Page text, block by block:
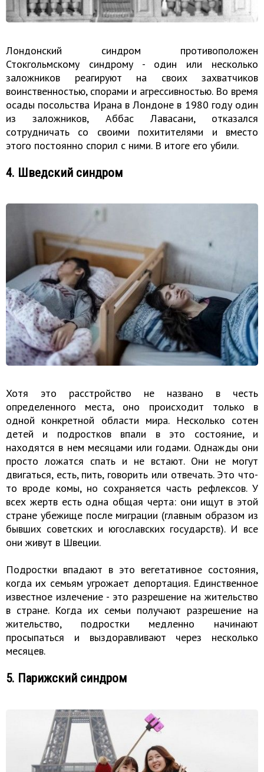
Лондонский синдром противоположен
Стокгольмскому синдрому - один или несколько
заложников реагируют на своих захватчиков
воинственностью, спорами и агрессивностью. Во время
осады посольства Ирана в Лондоне в 1980 году один
из заложников, Аббас Лавасани, отказался
сотрудничать со своими похитителями и вместо
этого постоянно спорил с ними. В итоге его убили.
4. Шведский синдром
Хотя это расстройство не названо в честь
определенного места, оно происходит только в
одной конкретной области мира. Несколько сотен
детей и подростков впали в это состояние, и
находятся в нем месяцами или годами. Однажды они
просто ложатся спать и не встают. Они не могут
двигаться, есть, пить, говорить или отвечать. Это что-
то вроде комы, но сохраняется часть рефлексов. У
всех жертв есть одна общая черта: они ищут в этой
стране убежище после миграции (главным образом из
бывших советских и югославских государств). И все
они живут в Швеции.
Подростки впадают в это вегетативное состояния,
когда их семьям угрожает депортация. Единственное
известное излечение - это разрешение на жительство
в стране. Когда их семьи получают разрешение на
жительство, подростки медленно начинают
просыпаться и выздоравливают через несколько
месяцев.
5. Парижский синдром